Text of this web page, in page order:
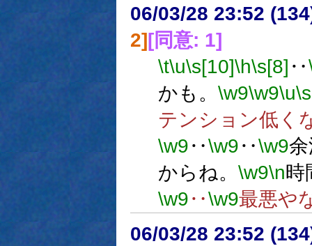
06/03/28 23:52
2][同意: 1]
\t\u\s[10]\h\s[8] ‥
かも。 \w9\w9\u
テンション低く
\w9‥\w9‥\w9
からね。 \w9\n時
\w9‥\w9最悪や
06/03/28 23:52